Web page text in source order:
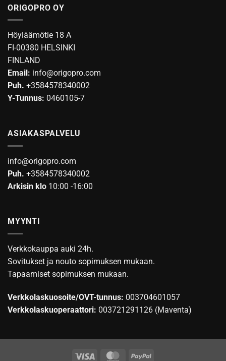
useampi
Voit
valinnat
sivulla.
ORIGOPRO OY
Höyläämötie 18 A
FI-00380 HELSINKI
FINLAND
Email: info@origopro.com
Puh. +3584578340002
Y-Tunnus: 0460105-7
ASIAKASPALVELU
info@origopro.com
Puh. +3584578340002
Arkisin klo 10:00 -16:00
MYYNTI
Verkkokauppa auki 24h.
Sovitukset ja nouto sopimuksen mukaan.
Tapaamiset sopimuksen mukaan.
Verkkolaskuosoite/OVT-tunnus: 003704601057
Verkkolaskuoperaattori: 003721291126 (Maventa)
Visa MasterCardPayPal